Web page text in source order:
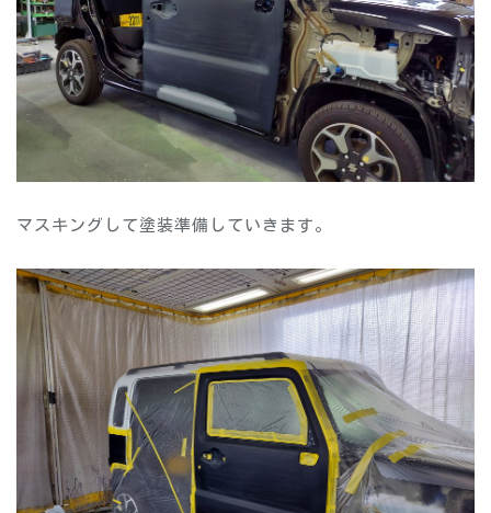
マスキングして塗装準備していきます。